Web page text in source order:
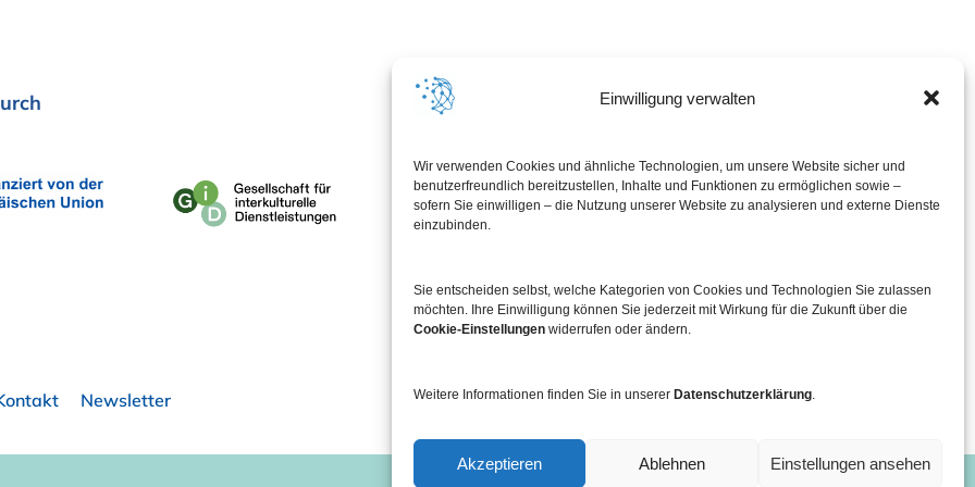
Einwilligung verwalten
Wir verwenden Cookies und ähnliche Technologien, um unsere Website sicher und
benutzerfreundlich bereitzustellen, Inhalte und Funktionen zu ermöglichen sowie –
sofern Sie einwilligen – die Nutzung unserer Website zu analysieren und externe Dienste
einzubinden.
Sie entscheiden selbst, welche Kategorien von Cookies und Technologien Sie zulassen
möchten. Ihre Einwilligung können Sie jederzeit mit Wirkung für die Zukunft über die
Cookie-Einstellungen widerrufen oder ändern.
Weitere Informationen finden Sie in unserer Datenschutzerklärung.
Akzeptieren Ablehnen Einstellungen ansehen
In Kooperation mit
Newsletter